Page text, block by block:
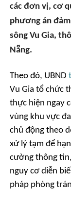
các đơn vị, cơ
phương án
sông Vu Gia,
Nẵng.
Theo đó, UBND
Vu Gia tổ chức
thực hiện ngay
vùng khu vực
chủ động theo
xử lý tạm để
cường thông
nguy cơ diễn
pháp phòng